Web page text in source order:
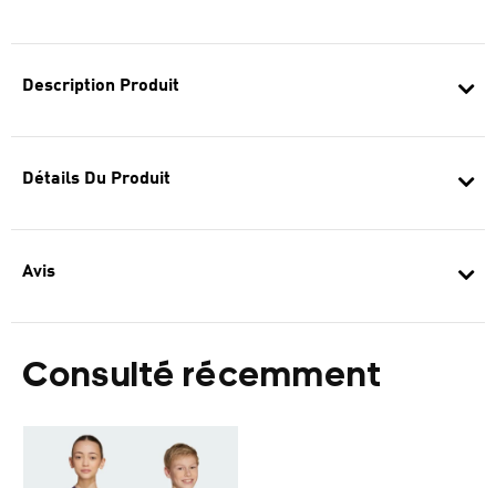
Description Produit
Détails Du Produit
Avis
Consulté récemment